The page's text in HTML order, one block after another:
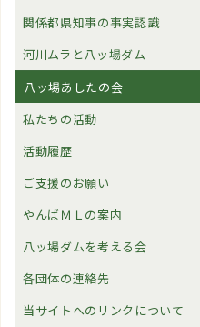
関係都県知事の事実認識
河川ムラと八ッ場ダム
八ッ場あしたの会
私たちの活動
活動履歴
ご支援のお願い
やんばＭＬの案内
八ッ場ダムを考える会
各団体の連絡先
当サイトへのリンクについて